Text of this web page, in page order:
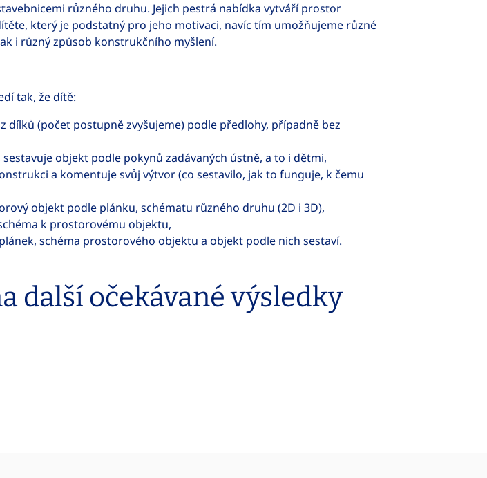
různého druhu. Jejich pestrá nabídka vytváří prostor
který je podstatný pro jeho motivaci, navíc tím umožňujeme různé
i různý způsob konstrukčního myšlení.
tak, že dítě:
dílků (počet postupně zvyšujeme) podle předlohy, případně bez
objekt podle pokynů zadávaných ústně, a to i dětmi,
a komentuje svůj výtvor (co sestavilo, jak to funguje, k čemu
objekt podle plánku, schématu různého druhu (2D i 3D),
k prostorovému objektu,
schéma prostorového objektu a objekt podle nich sestaví.
další očekávané výsledky